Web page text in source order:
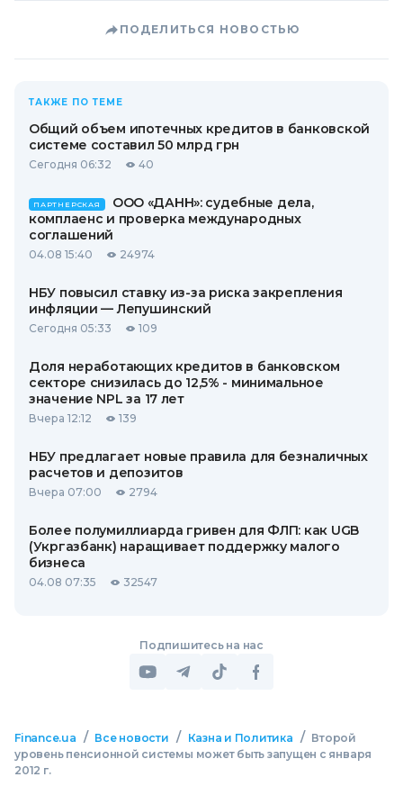
ПОДЕЛИТЬСЯ НОВОСТЬЮ
ТАКЖЕ ПО ТЕМЕ
Общий объем ипотечных кредитов в банковской
системе составил 50 млрд грн
Сегодня 06:32 40
ПАРТНЕРСКАЯ
ООО «ДАНН»: судебные дела,
комплаенс и проверка международных
соглашений
04.08 15:40 24974
НБУ повысил ставку из-за риска закрепления
инфляции — Лепушинский
Сегодня 05:33 109
Доля неработающих кредитов в банковском
секторе снизилась до 12,5% - минимальное
значение NPL за 17 лет
Вчера 12:12 139
НБУ предлагает новые правила для безналичных
расчетов и депозитов
Вчера 07:00 2794
Более полумиллиарда гривен для ФЛП: как UGB
(Укргазбанк) наращивает поддержку малого
бизнеса
04.08 07:35 32547
Подпишитесь на нас
Finance.ua / Все новости / Казна и Политика / Второй
уровень пенсионной системы может быть запущен с января
2012 г.